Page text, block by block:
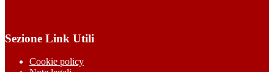
Sezione Link Utili
Cookie policy